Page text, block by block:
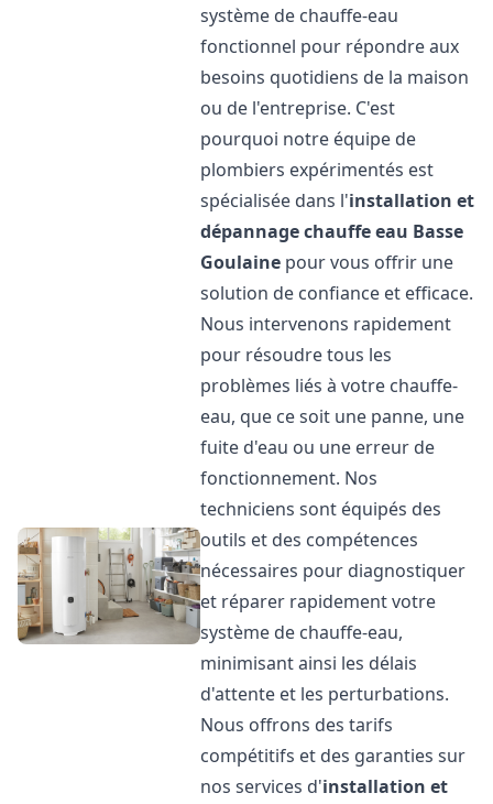
système de chauffe-eau
fonctionnel pour répondre aux
besoins quotidiens de la maison
ou de l'entreprise. C'est
pourquoi notre équipe de
plombiers expérimentés est
spécialisée dans l'installation et
dépannage chauffe eau Basse
Goulaine pour vous offrir une
solution de confiance et efficace.
Nous intervenons rapidement
pour résoudre tous les
problèmes liés à votre chauffe-
eau, que ce soit une panne, une
fuite d'eau ou une erreur de
fonctionnement. Nos
techniciens sont équipés des
outils et des compétences
nécessaires pour diagnostiquer
et réparer rapidement votre
système de chauffe-eau,
minimisant ainsi les délais
d'attente et les perturbations.
Nous offrons des tarifs
compétitifs et des garanties sur
nos services d'installation et